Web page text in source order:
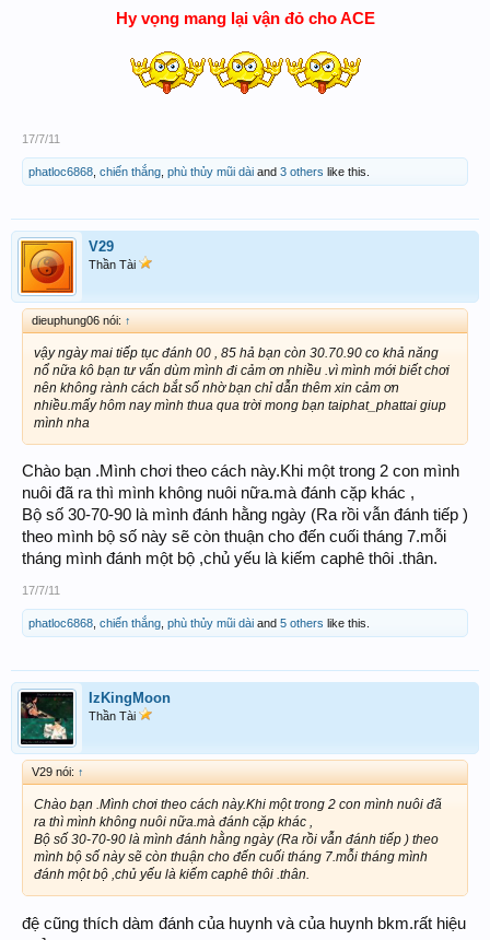
Hy vọng mang lại vận đỏ cho ACE
17/7/11
phatloc6868 chiến thắng phù thủy mũi dài and 3 others like this.
V29
Thần Tài
dieuphung06 nói: ↑
vậy ngày mai tiếp tục đánh 00 , 85 hả bạn còn 30.70.90 co khả năng
nổ nữa kô bạn tư vấn dùm mình đi cảm ơn nhiều .vì mình mới biết chơi
nên không rành cách bắt số nhờ bạn chỉ dẫn thêm xin cảm ơn
nhiều.mấy hôm nay mình thua qua trời mong bạn taiphat_phattai giup
mình nha
Chào bạn .Mình chơi theo cách này.Khi một trong 2 con mình
nuôi đã ra thì mình không nuôi nữa.mà đánh cặp khác ,
Bộ số 30-70-90 là mình đánh hằng ngày (Ra rồi vẫn đánh tiếp )
theo mình bộ số này sẽ còn thuận cho đến cuối tháng 7.mỗi
tháng mình đánh một bộ ,chủ yếu là kiếm caphê thôi .thân.
17/7/11
phatloc6868 chiến thắng phù thủy mũi dài and 5 others like this.
IzKingMoon
Thần Tài
V29 nói: ↑
Chào bạn .Mình chơi theo cách này.Khi một trong 2 con mình nuôi đã
ra thì mình không nuôi nữa.mà đánh cặp khác ,
Bộ số 30-70-90 là mình đánh hằng ngày (Ra rồi vẫn đánh tiếp ) theo
mình bộ số này sẽ còn thuận cho đến cuối tháng 7.mỗi tháng mình
đánh một bộ ,chủ yếu là kiếm caphê thôi .thân.
đệ cũng thích dàm đánh của huynh và của huynh bkm.rất hiệu